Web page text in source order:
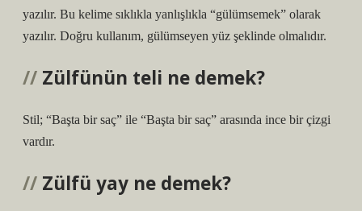
yazılır. Bu kelime sıklıkla yanlışlıkla “gülümsemek” olarak
yazılır. Doğru kullanım, gülümseyen yüz şeklinde olmalıdır.
Zülfünün teli ne demek?
Stil; “Başta bir saç” ile “Başta bir saç” arasında ince bir çizgi
vardır.
Zülfü yay ne demek?